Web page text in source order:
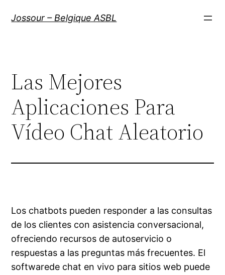
Jossour – Belgique ASBL
Las Mejores
Aplicaciones Para
Vídeo Chat Aleatorio
Los chatbots pueden responder a las consultas
de los clientes con asistencia conversacional,
ofreciendo recursos de autoservicio o
respuestas a las preguntas más frecuentes. El
softwarede chat en vivo para sitios web puede